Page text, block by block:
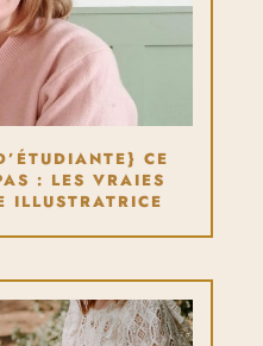
CE
: LES VRAIES
ILLUSTRATRICE